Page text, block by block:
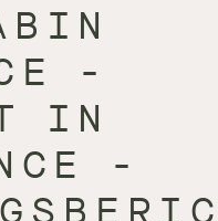
-
IN
-